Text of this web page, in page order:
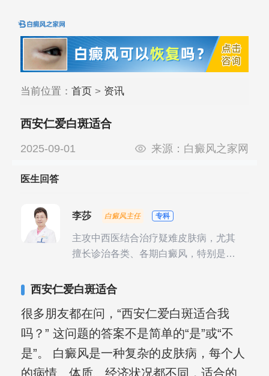
当前位置： 首页> 资讯
西安仁爱白斑适合
2025-09-01 来源： 白癜风之家网
医生回答
李莎 白癜风主任 专科
主攻中西医结合治疗疑难皮肤病，尤其
擅长诊治各类、各期白癜风，特别是对
复发期;临床运用中医的辨证施治，理法
西安仁爱白斑适合
很多朋友都在问，“西安仁爱白斑适合我
吗？” 这问题的答案不是简单的“是”或“不
是”。 白癜风是一种复杂的皮肤病，每个人
的病情、体质、经济状况都不同，适合的